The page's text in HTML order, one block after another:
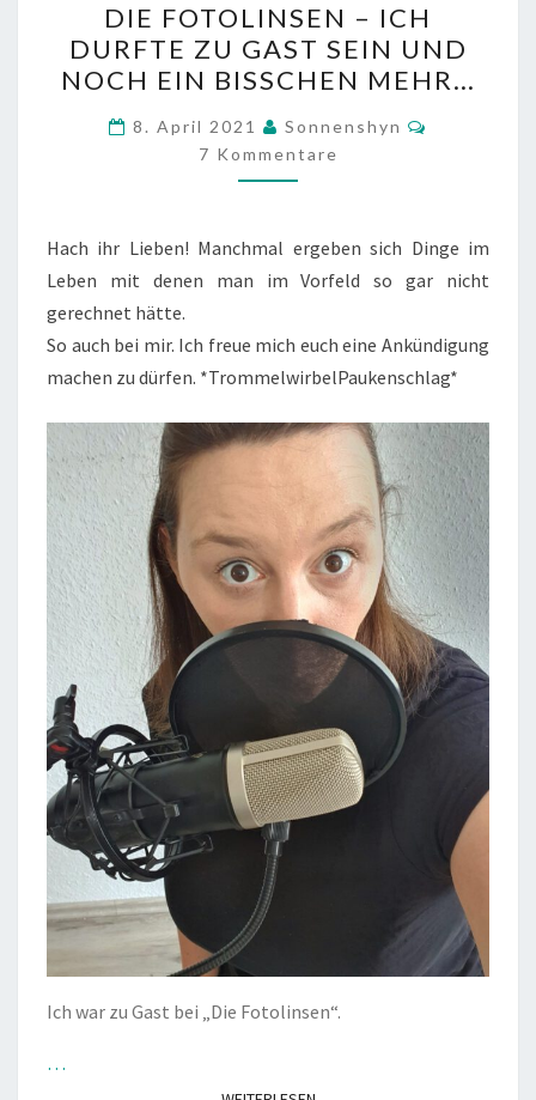
FOTOLINSEN
–
ICH
DURFTE
ZU
GAST
UND
NOCH
BISSCHEN
MEHR…
DIE FOTOLINSEN – ICH
DURFTE ZU GAST SEIN UND
NOCH EIN BISSCHEN MEHR…
8. April 2021 Sonnenshyn
7 Kommentare
Hach ihr Lieben! Manchmal ergeben sich Dinge im
Leben mit denen man im Vorfeld so gar nicht
gerechnet hätte.
So auch bei mir. Ich freue mich euch eine Ankündigung
machen zu dürfen. *TrommelwirbelPaukenschlag*
Ich war zu Gast bei „Die Fotolinsen“.
…